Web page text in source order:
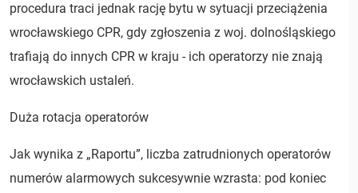
procedura traci jednak rację bytu w sytuacji przeciążenia
wrocławskiego CPR, gdy zgłoszenia z woj. dolnośląskiego
trafiają do innych CPR w kraju - ich operatorzy nie znają
wrocławskich ustaleń.
Duża rotacja operatorów
Jak wynika z „Raportu”, liczba zatrudnionych operatorów
numerów alarmowych sukcesywnie wzrasta: pod koniec